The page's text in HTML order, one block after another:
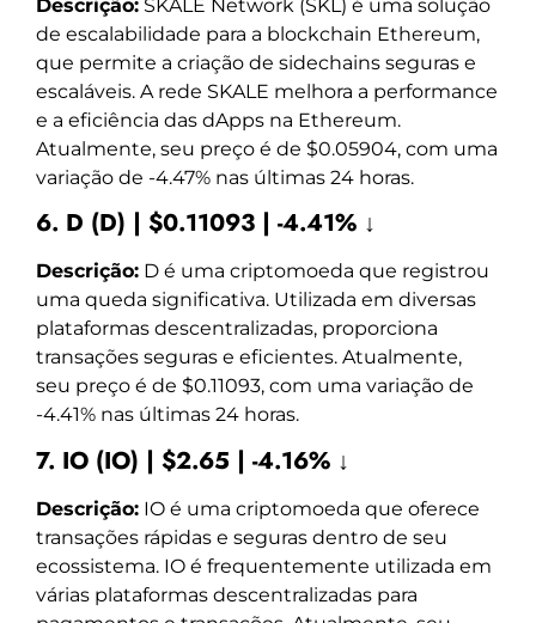
Descrição: SKALE Network (SKL) é uma solução
de escalabilidade para a blockchain Ethereum,
que permite a criação de sidechains seguras e
escaláveis. A rede SKALE melhora a performance
e a eficiência das dApps na Ethereum.
Atualmente, seu preço é de $0.05904, com uma
variação de -4.47% nas últimas 24 horas.
6. D (D) | $0.11093 | -4.41% ↓
Descrição: D é uma criptomoeda que registrou
uma queda significativa. Utilizada em diversas
plataformas descentralizadas, proporciona
transações seguras e eficientes. Atualmente,
seu preço é de $0.11093, com uma variação de
-4.41% nas últimas 24 horas.
7. IO (IO) | $2.65 | -4.16% ↓
Descrição: IO é uma criptomoeda que oferece
transações rápidas e seguras dentro de seu
ecossistema. IO é frequentemente utilizada em
várias plataformas descentralizadas para